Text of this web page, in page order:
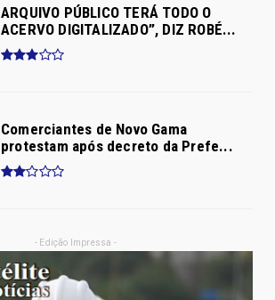
ARQUIVO PÚBLICO TERÁ TODO O
ACERVO DIGITALIZADO”, DIZ ROBÉ...
Comerciantes de Novo Gama
protestam após decreto da Prefe...
- Edição Impressa -